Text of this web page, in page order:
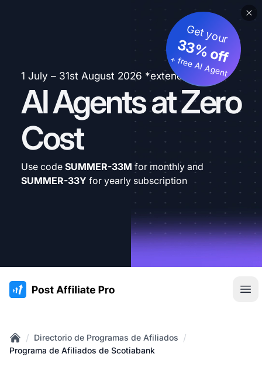
1 July – 31st August 2026 *extended
AI Agents at Zero
Cost
Get your
33% off
+ free AI Agent
Use code SUMMER-33M for monthly and
SUMMER-33Y for yearly subscription
:site.title
Home
/ Directorio de Programas de Afiliados /
Programa de Afiliados de Scotiabank